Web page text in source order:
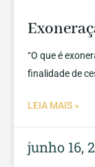
“O que é
finalidade de
LEIA MAIS »
junho 16,